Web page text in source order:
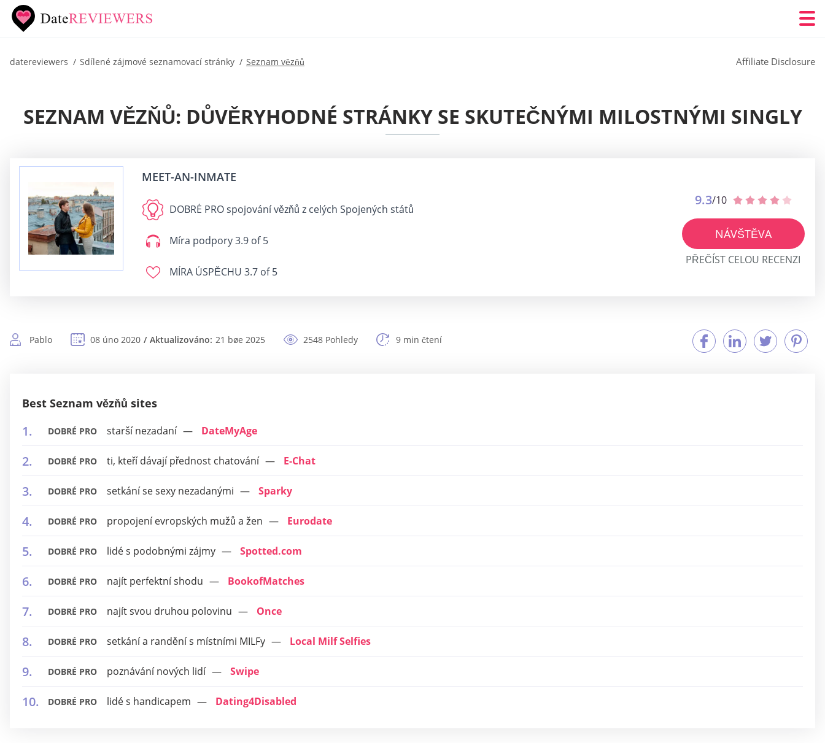
datereviewers Sdílené zájmové seznamovací stránky Seznam vězňů Affiliate Disclosure
SEZNAM VĚZŇŮ: DŮVĚRYHODNÉ STRÁNKY SE SKUTEČNÝMI MILOSTNÝMI SINGLY
MEET-AN-INMATE
DOBRÉ PROspojování vězňů z celých Spojených států
Míra podpory3.9 of 5
MÍRA ÚSPĚCHU 3.7 of 5
9.3/10
NÁVŠTĚVA
PŘEČÍST CELOU RECENZI
Pablo 08 úno 2020 Aktualizováno: 21 bøe 2025 2548 Pohledy 9 min čtení
Best Seznam vězňů sites
DOBRÉ PRO starší nezadaní DateMyAge
DOBRÉ PRO ti, kteří dávají přednost chatování E-Chat
DOBRÉ PRO setkání se sexy nezadanými Sparky
DOBRÉ PRO propojení evropských mužů a žen Eurodate
DOBRÉ PRO lidé s podobnými zájmy Spotted.com
DOBRÉ PRO najít perfektní shodu BookofMatches
DOBRÉ PRO najít svou druhou polovinu Once
DOBRÉ PRO setkání a randění s místními MILFy Local Milf Selfies
DOBRÉ PRO poznávání nových lidí Swipe
DOBRÉ PRO lidé s handicapem Dating4Disabled